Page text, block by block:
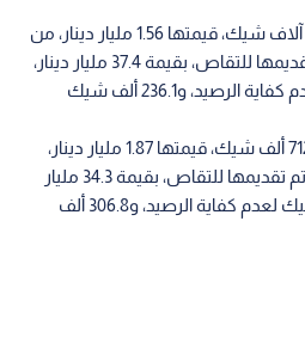
وفي عام 2011، تم إعادة 603.8 آلاف شيك، قيمتها 1.56 مليار دينار، من
أصل 10.90 مليون شيك تم تقديمها للتقاص، بقيمة 37.4 مليار دينار،
منها نحو 367.7 ألف شيك لعدم كفاية الرصيد، و236.1 ألف شيك
أما عام 2010، فشهد إعادة 712.5 ألف شيك، قيمتها 1.87 مليار دينار،
من أصل 10.49 مليون شيك تم تقديمها للتقاص، بقيمة 34.3 مليار
دينار، منها نحو 405.7 آلاف شيك لعدم كفاية الرصيد، و306.8 ألف